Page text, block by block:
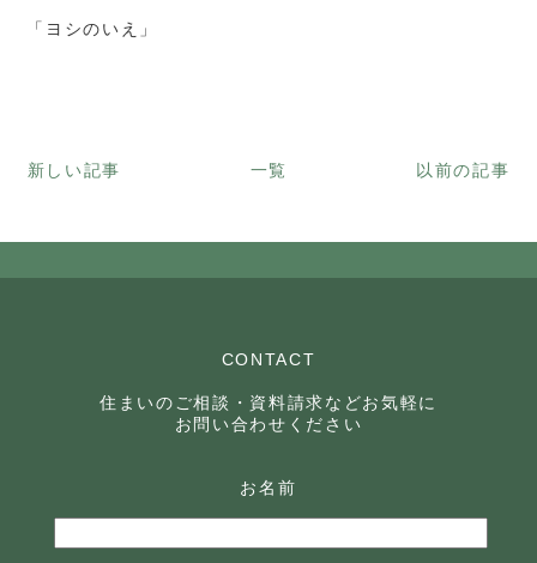
「ヨシのいえ」
新しい記事 一覧 以前の記事
CONTACT
住まいのご相談・資料請求などお気軽に
お問い合わせください
お名前